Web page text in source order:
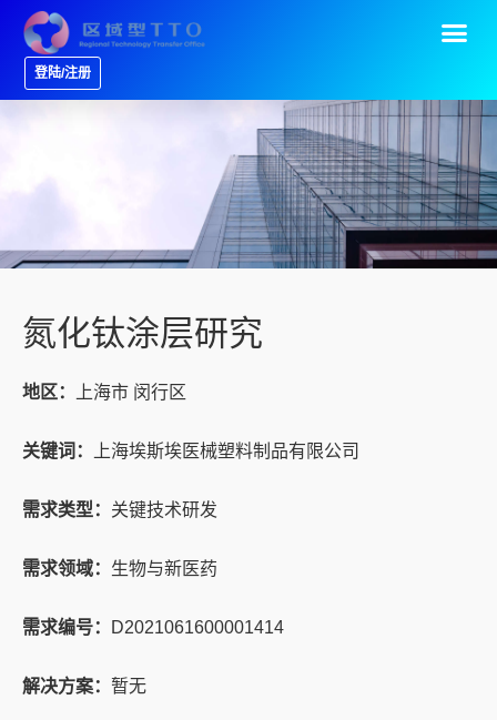
登陆/注册
氮化钛涂层研究
地区： 上海市 闵行区
关键词： 上海埃斯埃医械塑料制品有限公司
需求类型： 关键技术研发
需求领域： 生物与新医药
需求编号： D2021061600001414
解决方案： 暂无